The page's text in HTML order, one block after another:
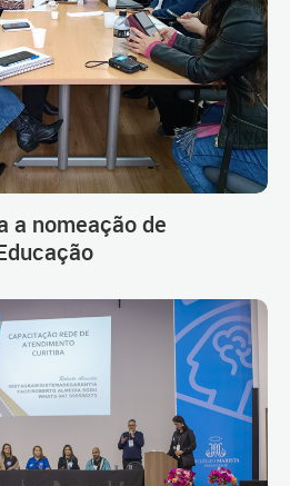
a nomeação de